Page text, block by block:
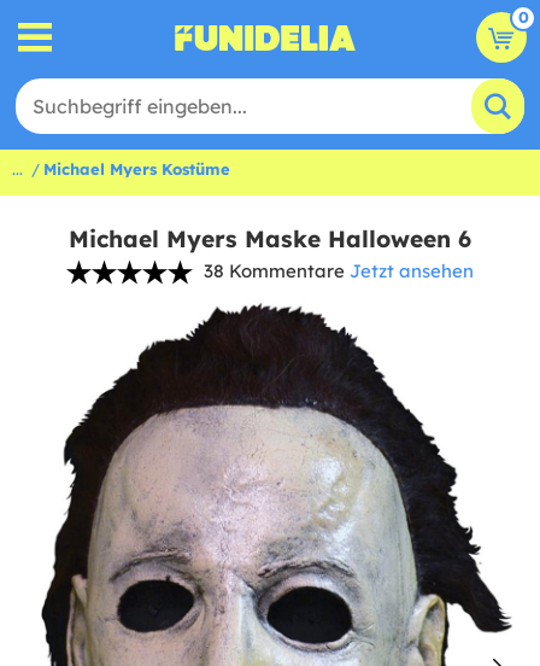
0
... Michael Myers Kostüme
Michael Myers Maske Halloween 6
38 Kommentare Jetzt ansehen